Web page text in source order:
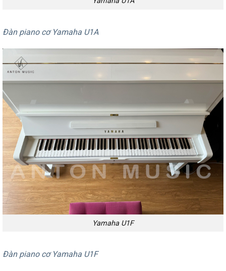
Đàn piano cơ Yamaha U1A
Yamaha U1F
Đàn piano cơ Yamaha U1F